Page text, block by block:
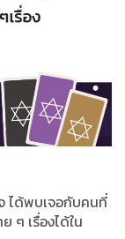
ได้พบเจอกับคนที่
ๆ เรื่องได้ใน